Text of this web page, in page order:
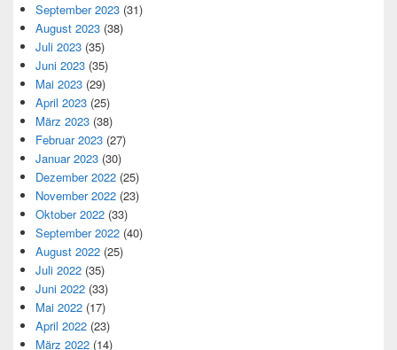
September 2023 (31)
August 2023 (38)
Juli 2023 (35)
Juni 2023 (35)
Mai 2023 (29)
April 2023 (25)
März 2023 (38)
Februar 2023 (27)
Januar 2023 (30)
Dezember 2022 (25)
November 2022 (23)
Oktober 2022 (33)
September 2022 (40)
August 2022 (25)
Juli 2022 (35)
Juni 2022 (33)
Mai 2022 (17)
April 2022 (23)
März 2022 (14)